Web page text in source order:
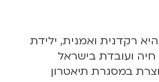
היא רקדנית ואמנית, ילידת
1991. חיה ועובדת בישראל
במסגרת תיאטרון